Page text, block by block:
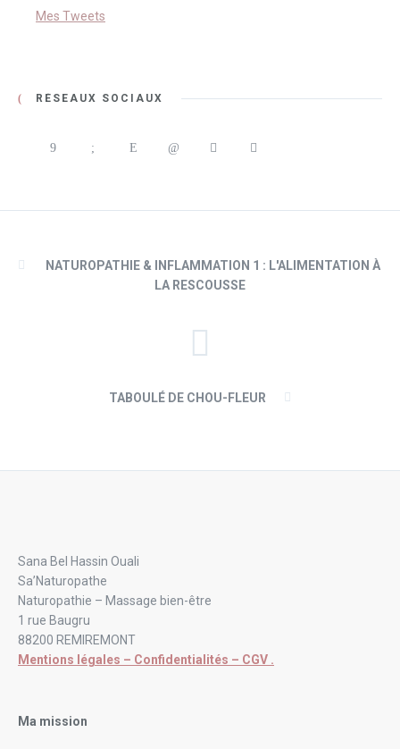
Mes Tweets
RÉSEAUX SOCIAUX
NATUROPATHIE & INFLAMMATION 1 : L'ALIMENTATION À
LA RESCOUSSE
TABOULÉ DE CHOU-FLEUR
Sana Bel Hassin Ouali
Sa’Naturopathe
Naturopathie – Massage bien-être
1 rue Baugru
88200 REMIREMONT
Mentions légales – Confidentialités – CGV .
Ma mission